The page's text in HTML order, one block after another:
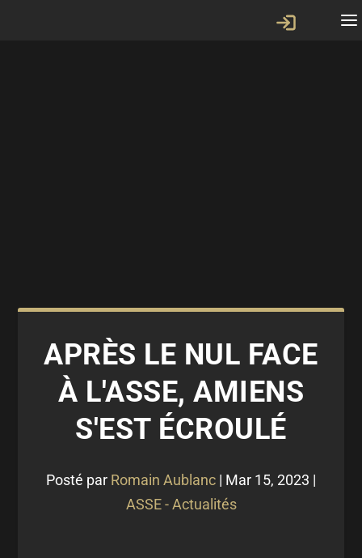
APRÈS LE NUL FACE
À L'ASSE, AMIENS
S'EST ÉCROULÉ
Posté par Romain Aublanc | Mar 15, 2023 |
ASSE - Actualités